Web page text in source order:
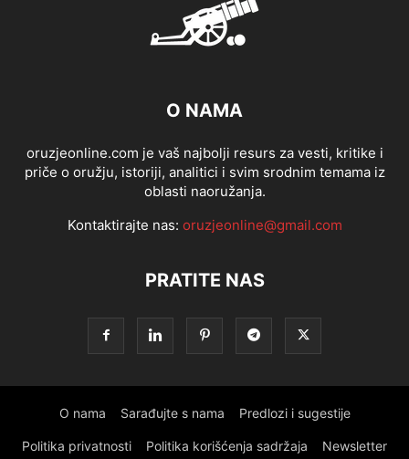
O NAMA
oruzjeonline.com je vaš najbolji resurs za vesti, kritike i
priče o oružju, istoriji, analitici i svim srodnim temama iz
oblasti naoružanja.
Kontaktirajte nas: oruzjeonline@gmail.com
PRATITE NAS
O nama Sarađujte s nama Predlozi i sugestije
Politika privatnosti Politika korišćenja sadržaja Newsletter